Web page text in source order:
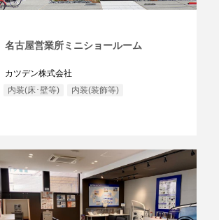
名古屋営業所ミニショールーム
カツデン株式会社
内装(床･壁等)
内装(装飾等)